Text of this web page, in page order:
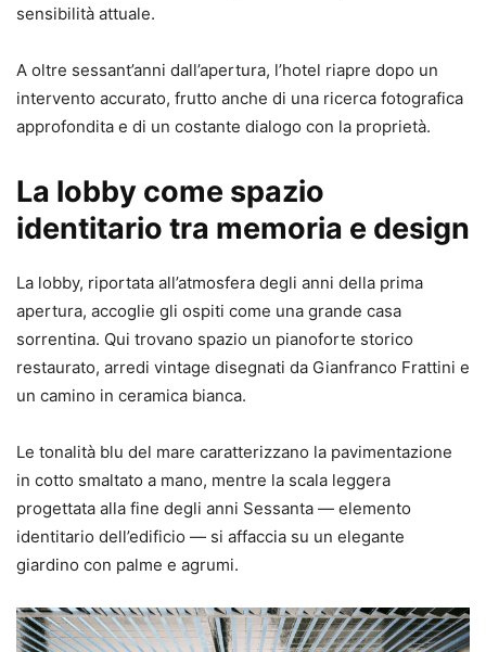
sensibilità attuale.
A oltre sessant’anni dall’apertura, l’hotel riapre dopo un
intervento accurato, frutto anche di una ricerca fotografica
approfondita e di un costante dialogo con la proprietà.
La lobby come spazio
identitario tra memoria e design
La lobby, riportata all’atmosfera degli anni della prima
apertura, accoglie gli ospiti come una grande casa
sorrentina. Qui trovano spazio un pianoforte storico
restaurato, arredi vintage disegnati da Gianfranco Frattini e
un camino in ceramica bianca.
Le tonalità blu del mare caratterizzano la pavimentazione
in cotto smaltato a mano, mentre la scala leggera
progettata alla fine degli anni Sessanta — elemento
identitario dell’edificio — si affaccia su un elegante
giardino con palme e agrumi.